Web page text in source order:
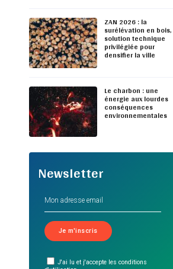
ZAN 2026 : la
surélévation en bois,
solution technique
privilégiée pour
densifier la ville
Le charbon : une
énergie aux lourdes
conséquences
environnementales
Newsletter
J'ai lu et j'accepte les conditions